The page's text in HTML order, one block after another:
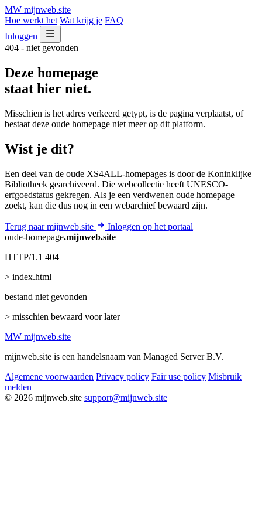
MW mijnweb.site
Hoe werkt het Wat krijg je FAQ
Inloggen
404 - niet gevonden
Deze homepage
staat hier niet.
Misschien is het adres verkeerd getypt, is de pagina verplaatst, of
bestaat deze oude homepage niet meer op dit platform.
Wist je dit?
Een deel van de oude XS4ALL-homepages is door de Koninklijke
Bibliotheek gearchiveerd. Die webcollectie heeft UNESCO-
erfgoedstatus gekregen. Als je een verdwenen oude homepage
zoekt, kan die dus nog in een webarchief bewaard zijn.
Terug naar mijnweb.site
Inloggen op het portaal
oude-homepage.mijnweb.site
HTTP/1.1 404
> index.html
bestand niet gevonden
> misschien bewaard voor later
MW mijnweb.site
mijnweb.site is een handelsnaam van Managed Server B.V.
Algemene voorwaarden Privacy policy Fair use policy Misbruik
melden
© 2026 mijnweb.site support@mijnweb.site